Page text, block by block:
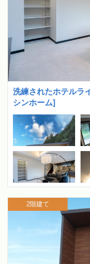
洗練されたホテルラ
シンホーム]
2階建て